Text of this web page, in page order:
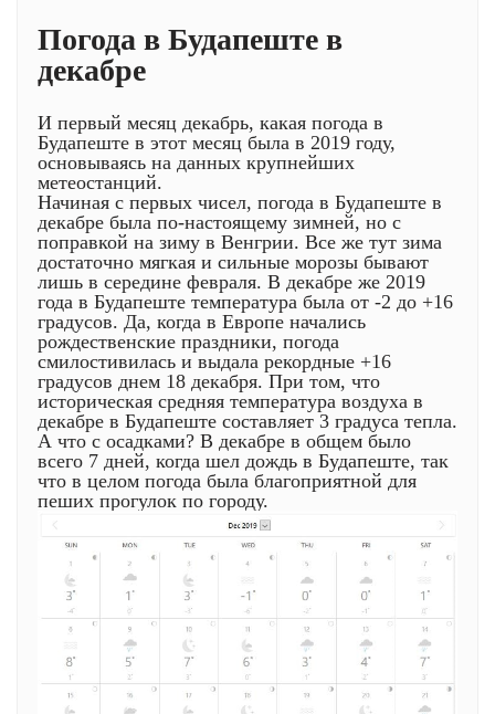
Погода в Будапеште в
декабре
И первый месяц декабрь, какая погода в
Будапеште в этот месяц была в 2019 году,
основываясь на данных крупнейших
метеостанций.
Начиная с первых чисел, погода в Будапеште в
декабре была по-настоящему зимней, но с
поправкой на зиму в Венгрии. Все же тут зима
достаточно мягкая и сильные морозы бывают
лишь в середине февраля. В декабре же 2019
года в Будапеште температура была от -2 до +16
градусов. Да, когда в Европе начались
рождественские праздники, погода
смилостивилась и выдала рекордные +16
градусов днем 18 декабря. При том, что
историческая средняя температура воздуха в
декабре в Будапеште составляет 3 градуса тепла.
А что с осадками? В декабре в общем было
всего 7 дней, когда шел дождь в Будапеште, так
что в целом погода была благоприятной для
пеших прогулок по городу.